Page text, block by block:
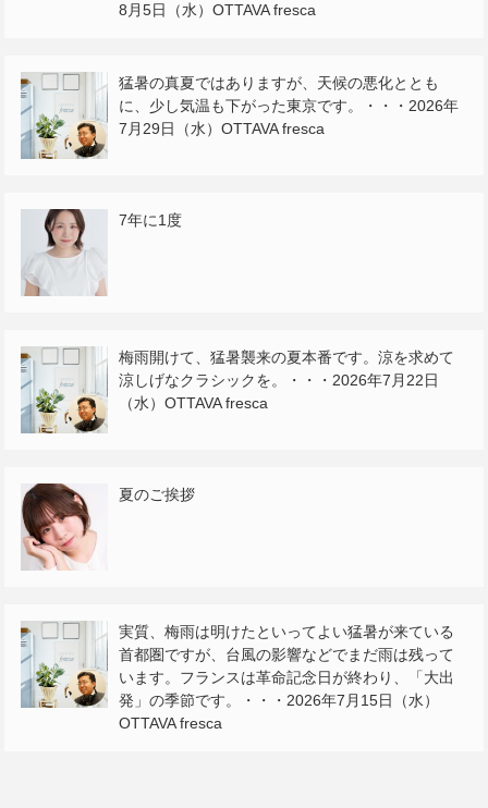
8月5日（水）OTTAVA fresca
猛暑の真夏ではありますが、天候の悪化ととも
に、少し気温も下がった東京です。・・・2026年
7月29日（水）OTTAVA fresca
7年に1度
梅雨開けて、猛暑襲来の夏本番です。涼を求めて
涼しげなクラシックを。・・・2026年7月22日
（水）OTTAVA fresca
夏のご挨拶
実質、梅雨は明けたといってよい猛暑が来ている
首都圏ですが、台風の影響などでまだ雨は残って
います。フランスは革命記念日が終わり、「大出
発」の季節です。・・・2026年7月15日（水）
OTTAVA fresca